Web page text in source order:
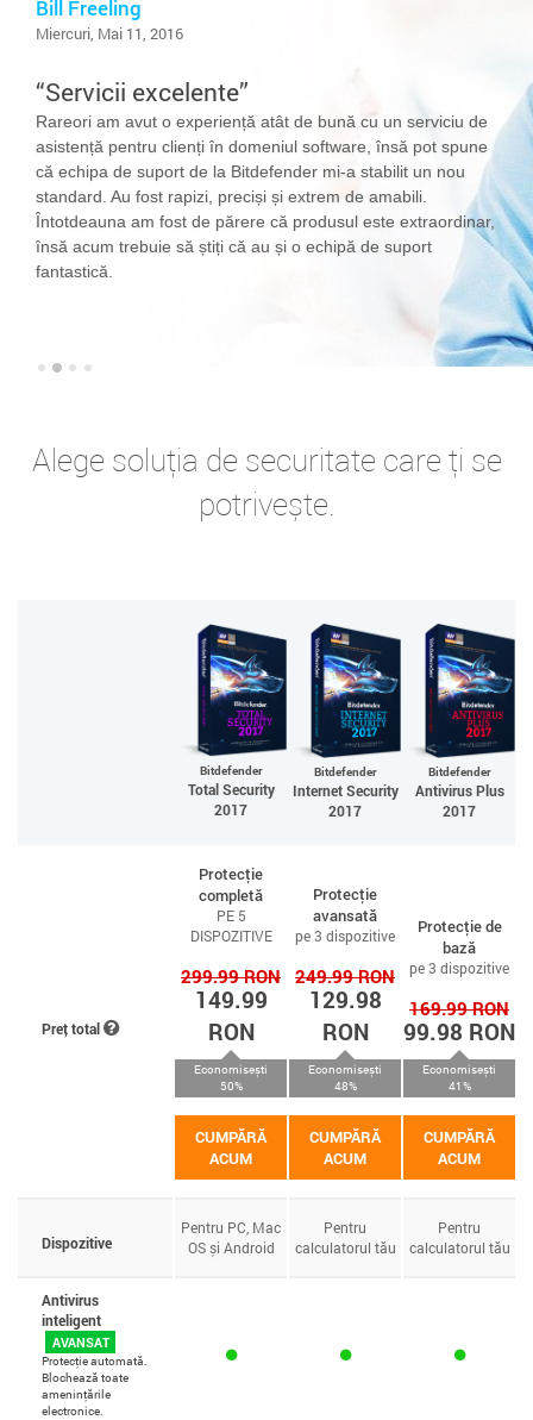
Bill Freeling
Miercuri, Mai 11, 2016
Servicii excelente
Rareori am avut o experiență atât de bună cu un serviciu de
asistență pentru clienți în domeniul software, însă pot spune
că echipa de suport de la Bitdefender mi-a stabilit un nou
standard. Au fost rapizi, preciși și extrem de amabili.
Întotdeauna am fost de părere că produsul este extraordinar,
însă acum trebuie să știți că au și o echipă de suport
fantastică.
Alege soluția de securitate care ți se
potrivește.
Bitdefender
Total Security
2017
Bitdefender
Internet Security
2017
Bitdefender
Antivirus Plus
2017
Preț total
Protecție
completă
PE 5
DISPOZITIVE
299.99 RON
149.99
RON
Economisești
50%
CUMPĂRĂ
ACUM
Protecție
avansată
pe 3 dispozitive
249.99 RON
129.98
RON
Economisești
48%
CUMPĂRĂ
ACUM
Protecție de
bază
pe 3 dispozitive
169.99 RON
99.98 RON
Economisești
41%
CUMPĂRĂ
ACUM
Dispozitive
Pentru PC, Mac
OS și Android
Pentru
calculatorul tău
Pentru
calculatorul tău
Antivirus
inteligent
AVANSAT
Protecție automată.
Blochează toate
amenințările
electronice.